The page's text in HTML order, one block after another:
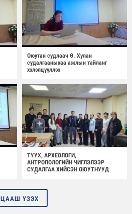
Оюутан судлаач Ө. Хулан
судалгааныхаа ажлын тайланг
хэлэлцүүллээ
ТҮҮХ, АРХЕОЛОГИ,
АНТРОПОЛОГИЙН ЧИГЛЭЛЭЭР
СУДАЛГАА ХИЙСЭН ОЮУТНУУД
ЦААШ ҮЗЭХ